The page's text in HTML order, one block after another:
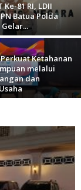
Ke-81 RI, LDII
Batua Polda
Ketahanan
melalui
dan